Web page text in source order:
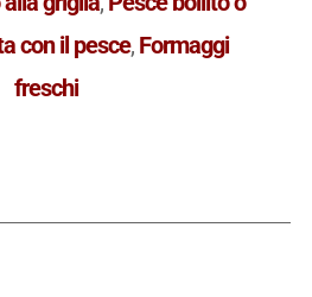
con il pesce, Formaggi
freschi